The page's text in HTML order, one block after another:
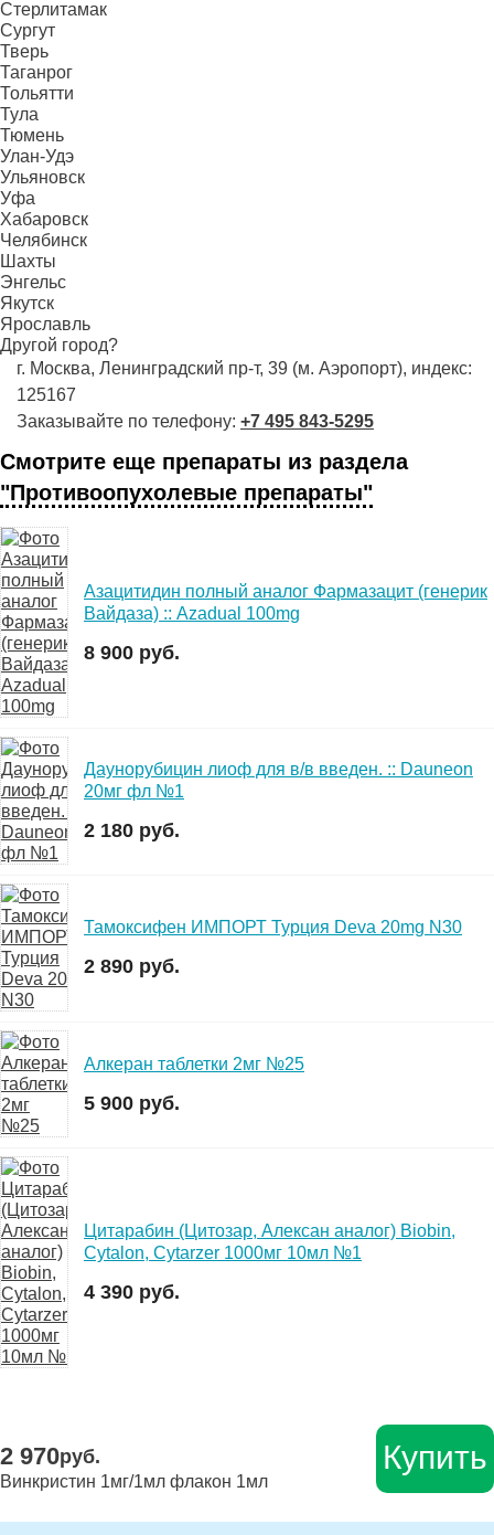
Стерлитамак
Сургут
Тверь
Таганрог
Тольятти
Тула
Тюмень
Улан-Удэ
Ульяновск
Уфа
Хабаровск
Челябинск
Шахты
Энгельс
Якутск
Ярославль
Другой город?
г. Москва, Ленинградский пр-т, 39 (м. Аэропорт), индекс:
125167
Заказывайте по телефону: +7 495 843-5295
Смотрите еще препараты из раздела
"Противоопухолевые препараты"
Азацитидин полный аналог Фармазацит (генерик
Вайдаза) :: Azadual 100mg
8 900 руб.
Даунорубицин лиоф для в/в введен. :: Dauneon
20мг фл №1
2 180 руб.
Тамоксифен ИМПОРТ Турция Deva 20mg N30
2 890 руб.
Алкеран таблетки 2мг №25
5 900 руб.
Цитарабин (Цитозар, Алексан аналог) Biobin,
Cytalon, Cytarzer 1000мг 10мл №1
4 390 руб.
2 970руб.
Винкристин 1мг/1мл флакон 1мл
Купить